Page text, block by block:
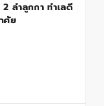
ลำลูกกา ทำเลดี
ศัย